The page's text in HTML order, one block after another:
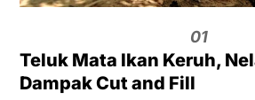
01
Teluk Mata Ikan Keruh,
Dampak Cut and Fill